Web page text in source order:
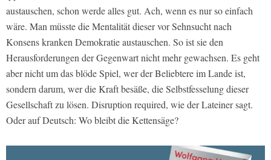
austauschen, schon werde alles gut. Ach, wenn es nur so einfach
wäre. Man müsste die Mentalität dieser vor Sehnsucht nach
Konsens kranken Demokratie austauschen. So ist sie den
Herausforderungen der Gegenwart nicht mehr gewachsen. Es geht
aber nicht um das blöde Spiel, wer der Beliebtere im Lande ist,
sondern darum, wer die Kraft besäße, die Selbstfesselung dieser
Gesellschaft zu lösen. Disruption required, wie der Lateiner sagt.
Oder auf Deutsch: Wo bleibt die Kettensäge?